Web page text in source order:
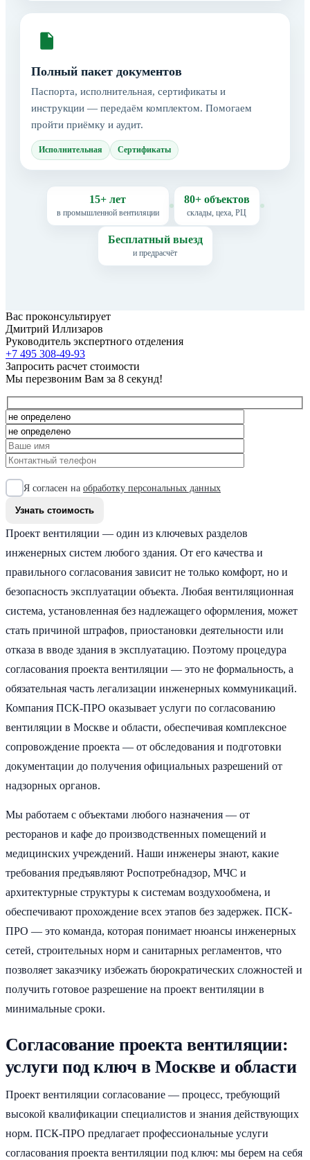
Полный пакет документов
Паспорта, исполнительная, сертификаты и
инструкции — передаём комплектом. Помогаем
пройти приёмку и аудит.
Исполнительная Сертификаты
15+ лет
в промышленной вентиляции
80+ объектов
склады, цеха, РЦ
Бесплатный выезд
и предрасчёт
Вас проконсультирует
Дмитрий Иллизаров
Руководитель экспертного отделения
+7 495 308-49-93
Запросить расчет стоимости
Мы перезвоним Вам за 8 секунд!
Я согласен на обработку персональных данных
Проект вентиляции — один из ключевых разделов
инженерных систем любого здания. От его качества и
правильного согласования зависит не только комфорт, но и
безопасность эксплуатации объекта. Любая вентиляционная
система, установленная без надлежащего оформления, может
стать причиной штрафов, приостановки деятельности или
отказа в вводе здания в эксплуатацию. Поэтому процедура
согласования проекта вентиляции — это не формальность, а
обязательная часть легализации инженерных коммуникаций.
Компания ПСК-ПРО оказывает услуги по согласованию
вентиляции в Москве и области, обеспечивая комплексное
сопровождение проекта — от обследования и подготовки
документации до получения официальных разрешений от
надзорных органов.
Мы работаем с объектами любого назначения — от
ресторанов и кафе до производственных помещений и
медицинских учреждений. Наши инженеры знают, какие
требования предъявляют Роспотребнадзор, МЧС и
архитектурные структуры к системам воздухообмена, и
обеспечивают прохождение всех этапов без задержек. ПСК-
ПРО — это команда, которая понимает нюансы инженерных
сетей, строительных норм и санитарных регламентов, что
позволяет заказчику избежать бюрократических сложностей и
получить готовое разрешение на проект вентиляции в
минимальные сроки.
Согласование проекта вентиляции:
услуги под ключ в Москве и области
Проект вентиляции согласование — процесс, требующий
высокой квалификации специалистов и знания действующих
норм. ПСК-ПРО предлагает профессиональные услуги
согласования проекта вентиляции под ключ: мы берем на себя